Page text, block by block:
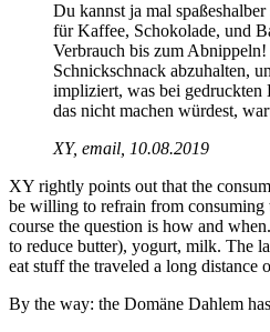
Du kannst ja mal
für Kaffee, Schokolade, und
Verbrauch bis zum Abnippeln!
Schnickschnack abzuhalten,
impliziert, was bei gedruckten
das nicht machen würdest,
XY, email, 10.08.2019
XY rightly points out that the
be willing to refrain from consuming
course the question is how and
to reduce butter), yogurt, milk. The
eat stuff the traveled a long
By the way: the Domäne Dahlem